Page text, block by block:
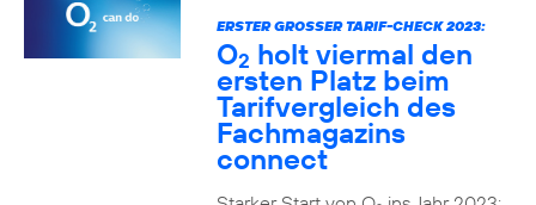
ERSTER GROSSER TARIF-CHECK 2023:
O2 holt viermal den
ersten Platz beim
Tarifvergleich des
Fachmagazins
connect